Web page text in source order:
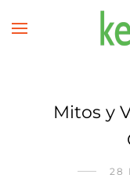
Mitos y
28